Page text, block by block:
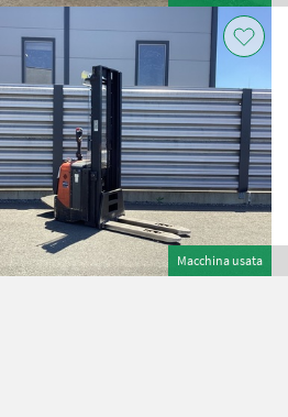
Macchina usata